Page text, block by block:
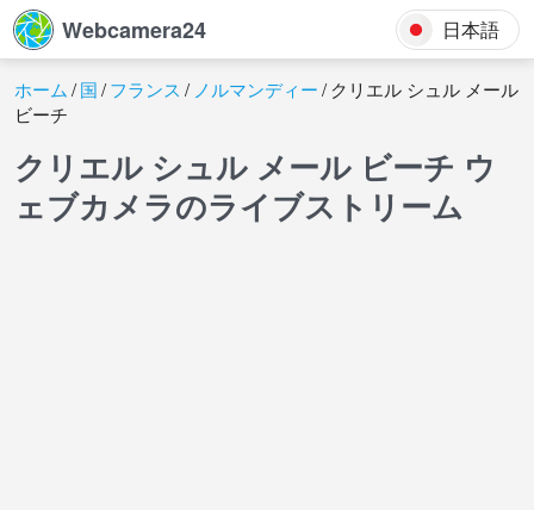
Webcamera24 日本語
ホーム 国 フランス ノルマンディー
クリエル シュル メール
ビーチ
クリエル シュル メール ビーチ ウ
ェブカメラのライブストリーム